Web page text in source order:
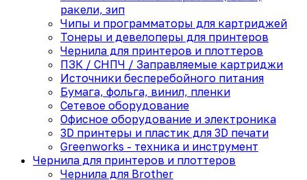
ракели, зип
Чипы и программаторы для картриджей
Тонеры и девелоперы для принтеров
Чернила для принтеров и плоттеров
ПЗК / СНПЧ / Заправляемые картриджи
Источники бесперебойного питания
Бумага, фольга, винил, пленки
Сетевое оборудование
Офисное оборудование и электроника
3D принтеры и пластик для 3D печати
Greenworks - техника и инструмент
Чернила для принтеров и плоттеров
Чернила для Brother